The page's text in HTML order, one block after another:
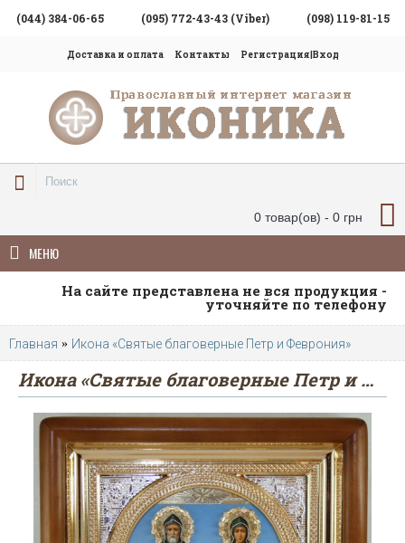
(044) 384-06-65 (095) 772-43-43 (Viber) (098) 119-81-15
Доставка и оплата Контакты Регистрация|Вход
0 товар(ов) - 0 грн
МЕНЮ
На сайте представлена не вся продукция -
уточняйте по телефону
Главная Икона «Святые благоверные Петр и Феврония»
Икона «Святые благоверные Петр и Феврония»